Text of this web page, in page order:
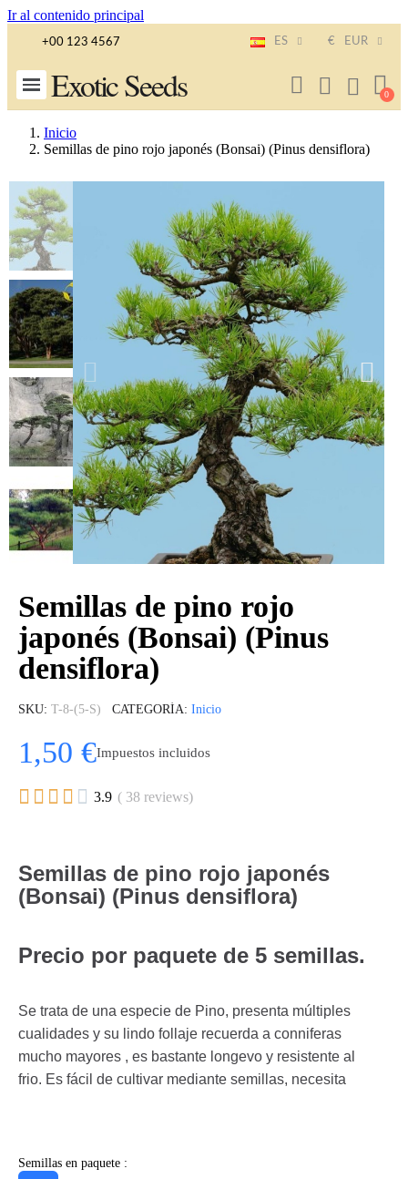
Ir al contenido principal
+00 123 4567 ES € EUR
Exotic Seeds
Inicio
Semillas de pino rojo japonés (Bonsai) (Pinus densiflora)
Semillas de pino rojo
japonés (Bonsai) (Pinus
densiflora)
SKU T-8-(5-S) CATEGORÍA Inicio
1,50 €Impuestos incluidos
     3.9 ( 38 reviews)
Semillas de pino rojo japonés
(Bonsai) (Pinus densiflora)
Precio por paquete de 5 semillas.
Se trata de una especie de Pino, presenta múltiples
cualidades y su lindo follaje recuerda a conniferas
mucho mayores , es bastante longevo y resistente al
frio. Es fácil de cultivar mediante semillas, necesita
Semillas en paquete :